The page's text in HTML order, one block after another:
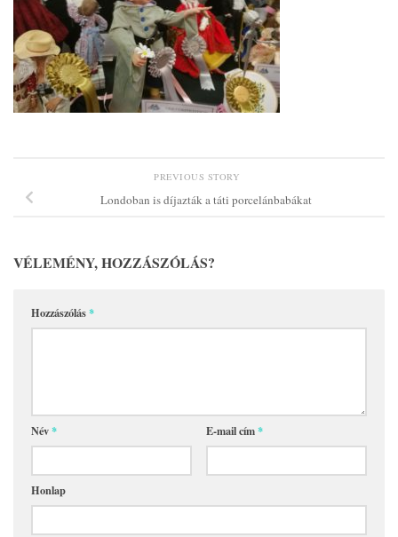
PREVIOUS STORY
Londoban is díjazták a táti porcelánbabákat
VÉLEMÉNY, HOZZÁSZÓLÁS?
Hozzászólás*
Név* E-mail cím*
Honlap